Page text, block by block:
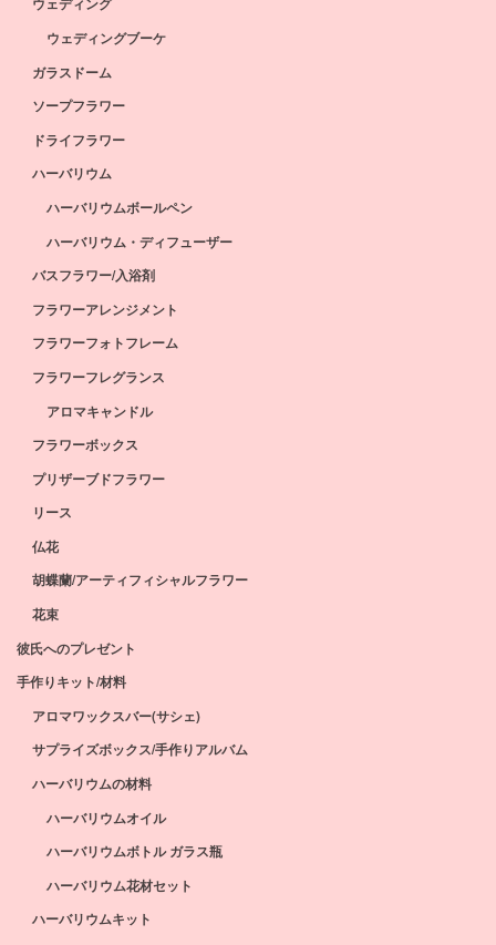
ウェディング
ウェディングブーケ
ガラスドーム
ソープフラワー
ドライフラワー
ハーバリウム
ハーバリウムボールペン
ハーバリウム・ディフューザー
バスフラワー/入浴剤
フラワーアレンジメント
フラワーフォトフレーム
フラワーフレグランス
アロマキャンドル
フラワーボックス
プリザーブドフラワー
リース
仏花
胡蝶蘭/アーティフィシャルフラワー
花束
彼氏へのプレゼント
手作りキット/材料
アロマワックスバー(サシェ)
サプライズボックス/手作りアルバム
ハーバリウムの材料
ハーバリウムオイル
ハーバリウムボトル ガラス瓶
ハーバリウム花材セット
ハーバリウムキット